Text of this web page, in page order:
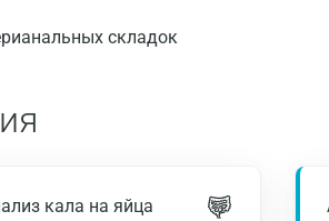
складок
кала на яйца